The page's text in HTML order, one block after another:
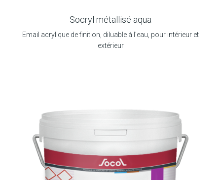
Socryl métallisé aqua
Email acrylique de finition, diluable à l’eau, pour intérieur et
extérieur